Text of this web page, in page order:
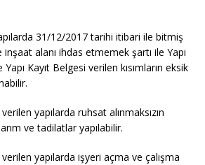
31/12/2017 tarihi itibari ile bitmiş
inşaat alanı ihdas etmemek şartı ile Yapı
Kayıt Belgesi verilen kısımların eksik
yapılarda ruhsat alınmaksızın
ve tadilatlar yapılabilir.
verilen yapılarda işyeri açma ve çalışma